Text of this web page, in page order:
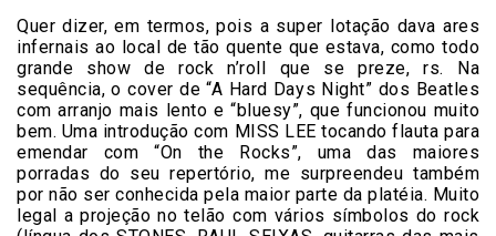
Quer dizer, em termos, pois a super lotação dava ares
infernais ao local de tão quente que estava, como todo
grande show de rock n’roll que se preze, rs. Na
sequência, o cover de “A Hard Days Night” dos Beatles
com arranjo mais lento e “bluesy”, que funcionou muito
bem. Uma introdução com MISS LEE tocando flauta para
emendar com “On the Rocks”, uma das maiores
porradas do seu repertório, me surpreendeu também
por não ser conhecida pela maior parte da platéia. Muito
legal a projeção no telão com vários símbolos do rock